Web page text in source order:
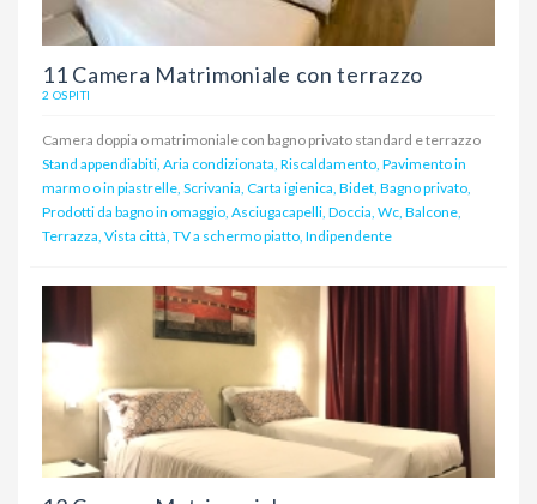
11 Camera Matrimoniale con terrazzo
2 OSPITI
Camera doppia o matrimoniale con bagno privato standard e terrazzo
Stand appendiabiti, Aria condizionata, Riscaldamento, Pavimento in
marmo o in piastrelle, Scrivania, Carta igienica, Bidet, Bagno privato,
Prodotti da bagno in omaggio, Asciugacapelli, Doccia, Wc, Balcone,
Terrazza, Vista città, TV a schermo piatto, Indipendente